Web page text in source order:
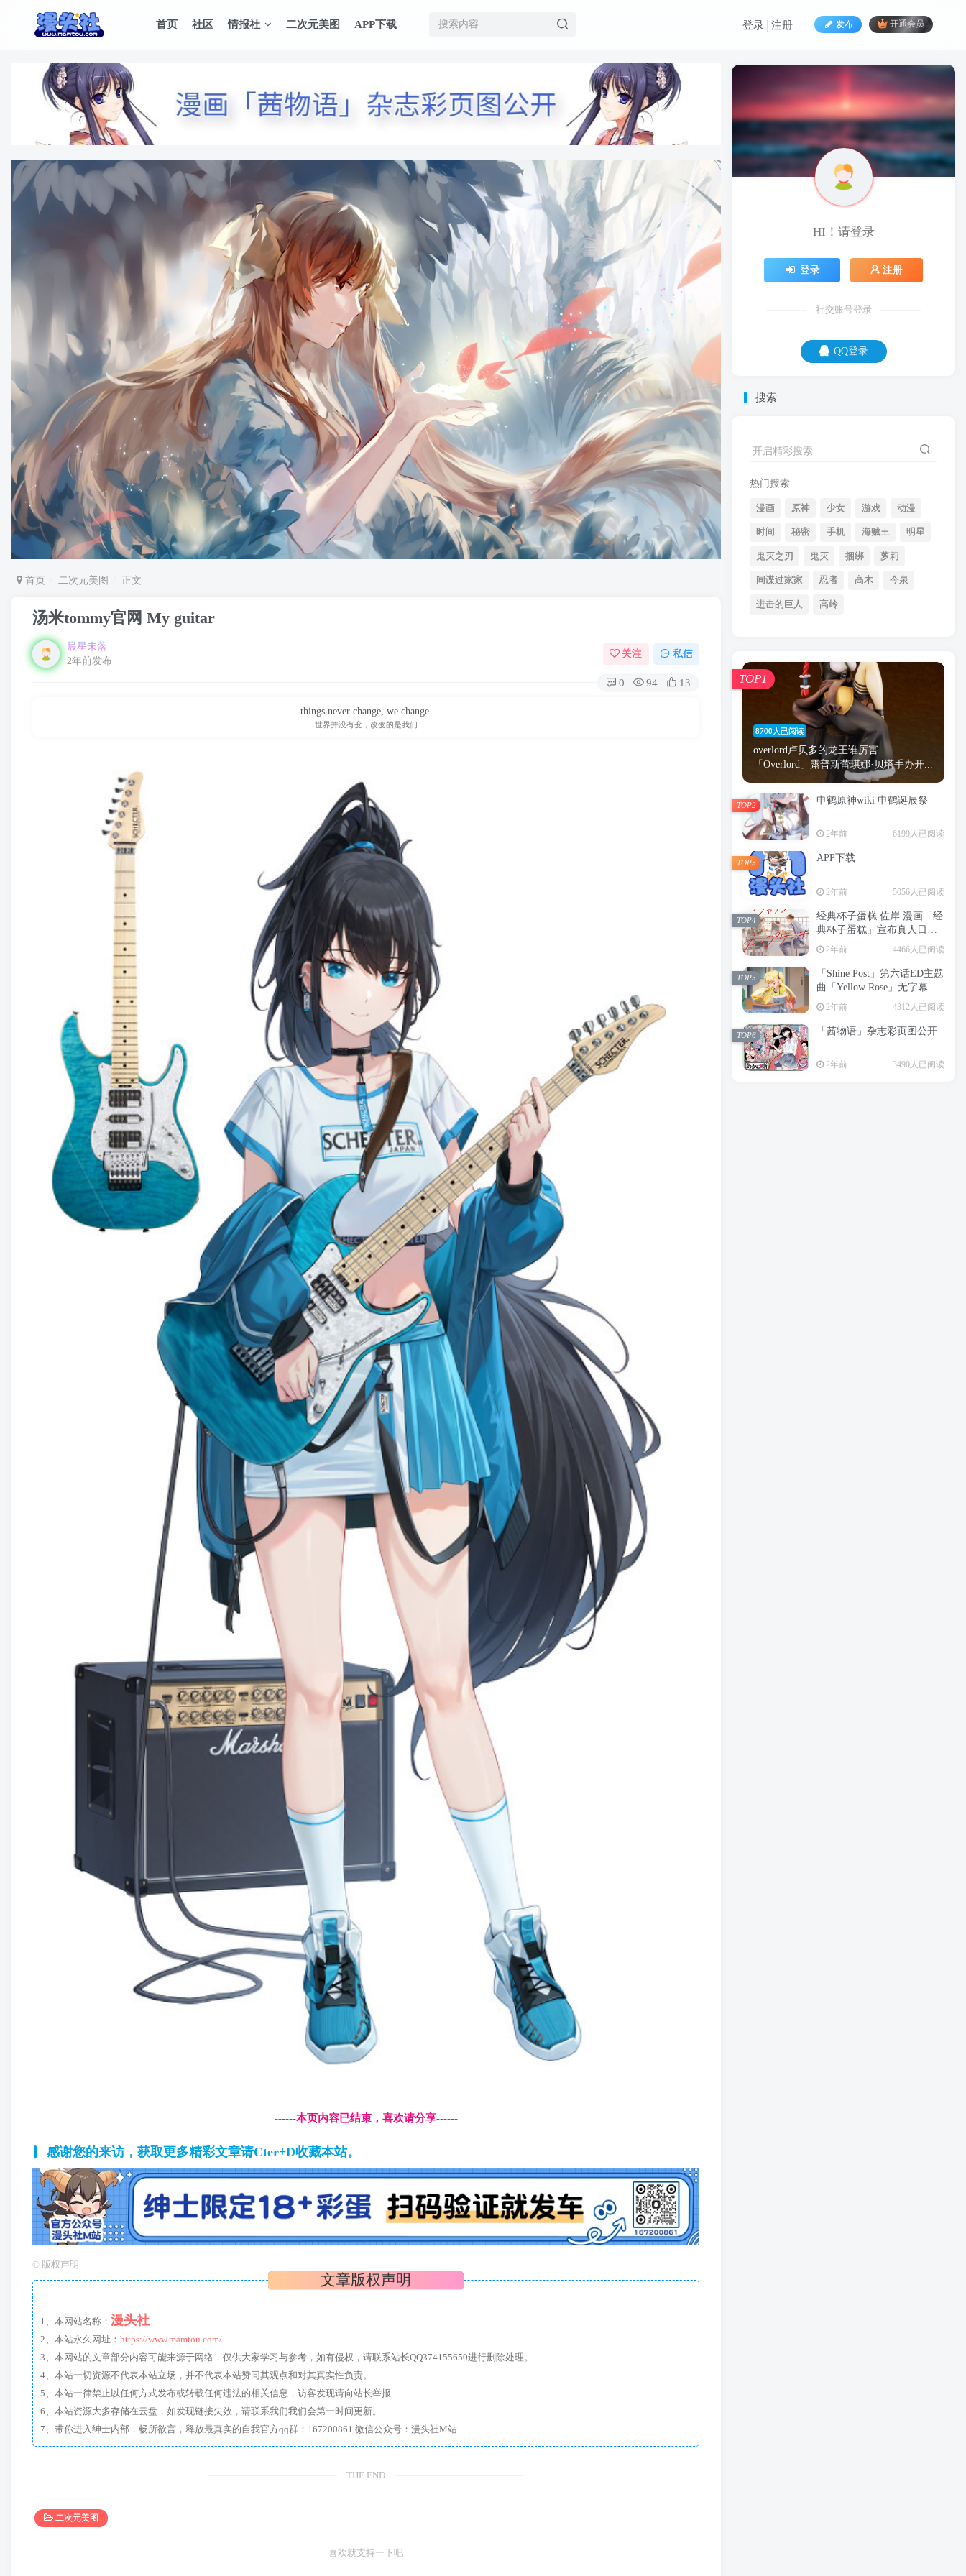
首页 社区 情报社 二次元美图 APP下载 发布 开通会员
登录 注册
首页 二次元美图 正文
汤米tommy官网 My guitar
晨星未落
2年前发布
关注 私信
0 94 13
things never change, we change.
世界并没有变，改变的是我们
------本页内容已结束，喜欢请分享------
感谢您的来访，获取更多精彩文章请Cter+D收藏本站。
© 版权声明
文章版权声明
1、本网站名称： 漫头社
2、本站永久网址： https://www.mamtou.com/
3、本网站的文章部分内容可能来源于网络，仅供大家学习与参考，如有侵权，请联系站长QQ374155650进行删除处理。
4、本站一切资源不代表本站立场，并不代表本站赞同其观点和对其真实性负责。
5、本站一律禁止以任何方式发布或转载任何违法的相关信息，访客发现请向站长举报
6、本站资源大多存储在云盘，如发现链接失效，请联系我们我们会第一时间更新。
7、带你进入绅士内部，畅所欲言，释放最真实的自我官方qq群：167200861 微信公众号：漫头社M站
THE END
二次元美图
喜欢就支持一下吧
HI！请登录
登录 注册
社交账号登录
QQ登录
搜索
开启精彩搜索
热门搜索
漫画 原神 少女 游戏 动漫
时间 秘密 手机 海贼王 明星
鬼灭之刃 鬼灭 捆绑 萝莉
间谍过家家 忍者 高木 今泉
进击的巨人 高岭
8700人已阅读
overlord卢贝多的龙王谁厉害
「Overlord」露普斯蕾琪娜·贝塔手办开...
TOP1
申鹤原神wiki 申鹤诞辰祭
2年前 6199人已阅读
TOP2
APP下载
2年前 5056人已阅读
TOP3
经典杯子蛋糕 佐岸 漫画「经
典杯子蛋糕」宣布真人日剧
化
2年前 4466人已阅读
TOP4
「Shine Post」第六话ED主题
曲「Yellow Rose」无字幕MV
公开
2年前 4312人已阅读
TOP5
「茜物语」杂志彩页图公开
2年前 3490人已阅读
TOP6
HI！请登录
登录 注册
社交账号登录
QQ登录
明明就是自己不够聪明，还安慰自己只是
时间 秘密 手机 海贼王
鬼灭 捆绑 萝莉
间谍过家家 忍者 高木
进击的巨人 高岭
8700人已阅读
overlord卢贝多的龙王谁厉害
「Overlord」露普斯蕾琪娜·贝塔手办开...
TOP1
申鹤原神wiki 申鹤诞辰祭
2年前 6199人已阅读
TOP2
APP下载
2年前 5056人已阅读
TOP3
经典杯子蛋糕 佐岸 漫画「经
典杯子蛋糕」宣布真人日剧
TOP4